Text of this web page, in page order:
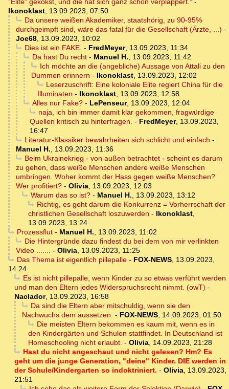
"Elite" gekokst, und die hat sich ganz schön verplappert." -
Ikonoklast, 13.09.2023, 07:50
Da unsere weißen Akademiker, staatshörig, zu 90-95%
durchgeimpft sind, wäre das fatal für die Gesellschaft (Ärzte, ...) -
Joe68, 13.09.2023, 10:02
Dies ist ein FAKE. - FredMeyer, 13.09.2023, 11:34
Da hast Du recht- Manuel H., 13.09.2023, 11:42
Ich möchte an die (angebliche) Aussage von Attali zu den
Dummen erinnern - Ikonoklast, 13.09.2023, 12:02
Leserzuschrift: Eine koloniale Elite regiert China für die
Illuminaten - Ikonoklast, 13.09.2023, 12:58
Alles nur Fake?- LePenseur, 13.09.2023, 12:04
naja, ich bin immer damit klar gekommen, fragwürdige
Quellen kritisch zu hinterfragen. - FredMeyer, 13.09.2023,
16:47
Literatur-Klassiker bewahrheiten sich schlicht und einfach -
Manuel H., 13.09.2023, 11:36
Beim Ukrainekrieg - von außen betrachtet - scheint es darum
zu gehen, dass weiße Menschen andere weiße Menschen
umbringen. Woher kommt der Hass gegen weiße Menschen?
Wer profitiert? - Olivia, 13.09.2023, 12:03
Warum das so ist?- Manuel H., 13.09.2023, 13:12
Richtig, es geht darum die Konkurrenz = Vorherrschaft der
christlichen Gesellschaft loszuwerden - Ikonoklast,
13.09.2023, 13:24
Prozessflut- Manuel H., 13.09.2023, 11:02
Die Hintergründe dazu findest du bei dem von mir verlinkten
Video ....... - Olivia, 13.09.2023, 11:25
Das Thema ist eigentlich pillepalle- FOX-NEWS, 13.09.2023,
14:24
Es ist nicht pillepalle, wenn Kinder zu so etwas verführt werden
und man den Eltern jedes Widerspruchsrecht nimmt. (owT) -
Naclador, 13.09.2023, 16:58
Da sind die Eltern aber mitschuldig, wenn sie den
Nachwuchs dem aussetzen. - FOX-NEWS, 14.09.2023, 01:50
Die meisten Eltern bekommen es kaum mit, wenn es in
den Kindergärten und Schulen stattfindet. In Deutschland ist
Homeschooling nicht erlaubt. - Olivia, 14.09.2023, 21:28
Hast du nicht angeschaut und nicht gelesen? Hm? Es
geht um die junge Generation, "deine" Kinder. DIE werden in
der Schule/Kindergarten so indoktriniert. - Olivia, 13.09.2023,
21:51